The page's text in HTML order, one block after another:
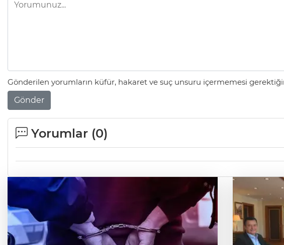
Gönderilen yorumların küfür, hakaret ve suç unsuru içermemesi
Gönder
Yorumlar (0)